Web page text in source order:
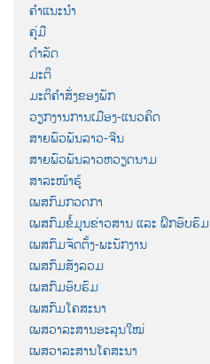
ຄຳແນະນຳ
ຄູ່ມື
ດຳລັດ
ມະຕິ
ມະຕິຄຳສັ່ງຂອງພັກ
ວຽກງານການເມືອງ-ແນວຄິດ
ສາຍພົວພັນລາວ-ຈີນ
ສາຍພົວພັນລາວຫວຽດນາມ
ສາລະໜ້າຮູ້
ເພສກົມກວດກາ
ເພສກົມຂໍ້ມູນຂ່າວສານ ແລະ ຝຶກອົບຮົມ
ເພສກົມຈັດຕັ້ງ-ພະນັກງານ
ເພສກົມສັງລວມ
ເພສກົມອົບຮົມ
ເພສກົມໂຄສະນາ
ເພສວາລະສານອະລຸນໃໝ່
ເພສວາລະສານໂຄສະນາ